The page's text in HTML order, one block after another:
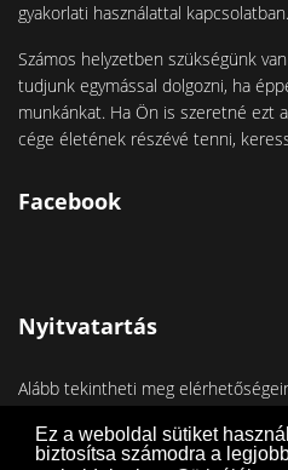
Ez a weboldal sütiket
biztosítsa számodra a
gyakorlati használattal kapcsolatban.
Számos helyzetben szükségünk
tudjunk egymással dolgozni, ha
munkánkat. Ha Ön is szeretné ezt
cége életének részévé tenni,
Facebook
Nyitvatartás
Alább tekintheti meg
Telefon: +36-70/360-2777